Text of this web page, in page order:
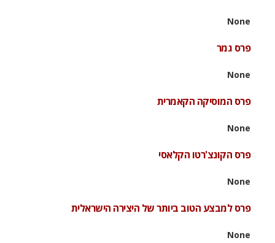
None
פרס גמר
None
פרס המוסיקה הקאמרית
None
פרס הקונצ'רטו הקלאסי
None
פרס למבצע הטוב ביותר של היצירה הישראלית
None